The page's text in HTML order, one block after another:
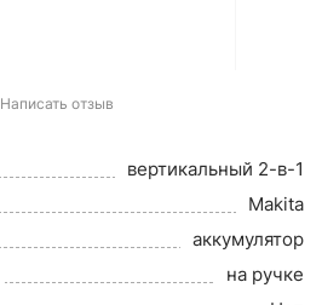
Написать отзыв
вертикальный 2-в-1
Makita
аккумулятор
на ручке